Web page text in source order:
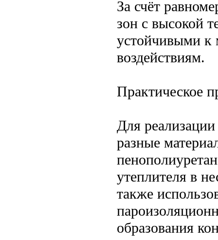
За счёт
зон с высокой
устойчивыми к
воздействиям.
Практическое
Для
разные
утеплителя в
также
образования